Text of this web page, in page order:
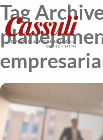
Tag